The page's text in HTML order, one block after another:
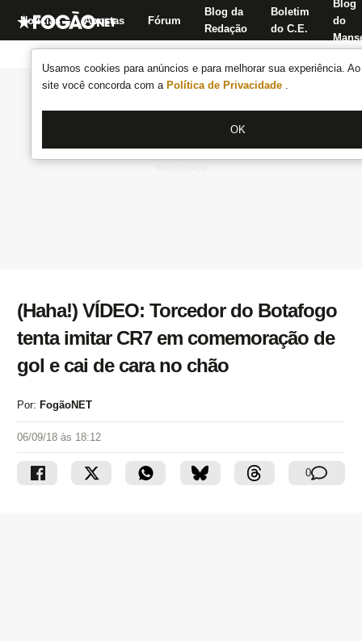
Usamos cookies para anúncios e para melhorar sua experiência.
site você concorda com a Política de Privacidade .
OK
Notícias Apostas Fórum
Blog da
Redação
Boletim
do C.E.
Blog
do
(Haha!) VÍDEO: Torcedor do Botafogo
tenta imitar CR7 em comemoração de
gol e cai de cara no chão
Por: FogãoNET
06/09/18 às 18:12
0